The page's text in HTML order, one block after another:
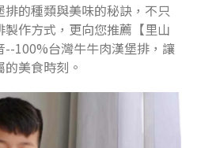
的種類與美味的秘訣，不只
作方式，更向您推薦【里山
100%台灣牛牛肉漢堡排，讓
美食時刻。